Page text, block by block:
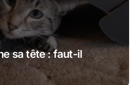
sa tête : faut-il